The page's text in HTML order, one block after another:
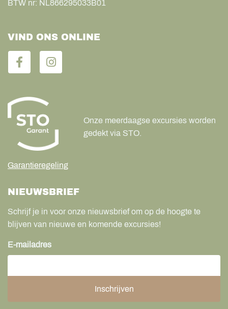
BTW nr: NL866295033B01
VIND ONS ONLINE
Garantieregeling
Onze meerdaagse excursies worden
gedekt via STO.
NIEUWSBRIEF
Schrijf je in voor onze nieuwsbrief om op de hoogte te
blijven van nieuwe en komende excursies!
E-mailadres